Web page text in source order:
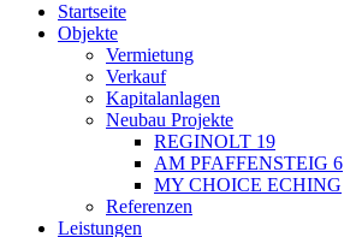
Startseite
Objekte
Vermietung
Verkauf
Kapitalanlagen
Neubau Projekte
REGINOLT 19
AM PFAFFENSTEIG 6
MY CHOICE ECHING
Referenzen
Leistungen